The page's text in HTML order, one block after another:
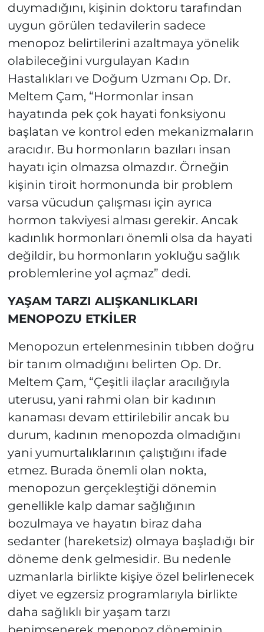
duymadığını, kişinin doktoru tarafından
uygun görülen tedavilerin sadece
menopoz belirtilerini azaltmaya yönelik
olabileceğini vurgulayan Kadın
Hastalıkları ve Doğum Uzmanı Op. Dr.
Meltem Çam, “Hormonlar insan
hayatında pek çok hayati fonksiyonu
başlatan ve kontrol eden mekanizmaların
aracıdır. Bu hormonların bazıları insan
hayatı için olmazsa olmazdır. Örneğin
kişinin tiroit hormonunda bir problem
varsa vücudun çalışması için ayrıca
hormon takviyesi alması gerekir. Ancak
kadınlık hormonları önemli olsa da hayati
değildir, bu hormonların yokluğu sağlık
problemlerine yol açmaz” dedi.
YAŞAM TARZI ALIŞKANLIKLARI
MENOPOZU ETKİLER
Menopozun ertelenmesinin tıbben doğru
bir tanım olmadığını belirten Op. Dr.
Meltem Çam, “Çeşitli ilaçlar aracılığıyla
uterusu, yani rahmi olan bir kadının
kanaması devam ettirilebilir ancak bu
durum, kadının menopozda olmadığını
yani yumurtalıklarının çalıştığını ifade
etmez. Burada önemli olan nokta,
menopozun gerçekleştiği dönemin
genellikle kalp damar sağlığının
bozulmaya ve hayatın biraz daha
sedanter (hareketsiz) olmaya başladığı bir
döneme denk gelmesidir. Bu nedenle
uzmanlarla birlikte kişiye özel belirlenecek
diyet ve egzersiz programlarıyla birlikte
daha sağlıklı bir yaşam tarzı